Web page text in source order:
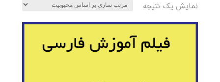
نمایش یک نتیجه